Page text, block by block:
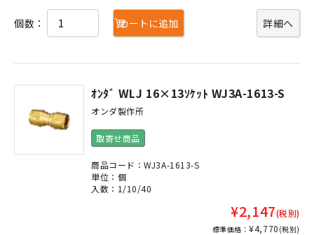
詳細へ
個数： カートに追加
ｵﾝﾀﾞ WLJ 16×13ｿｹｯﾄ WJ3A-1613-S
オンダ製作所
取寄せ商品
商品コード：WJ3A-1613-S
単位：個
入数：1/10/40
¥2,147(税別)
標準価格：¥4,770 (税別)